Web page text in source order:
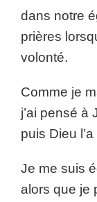
dans notre
prières
volonté.
Comme je
j’ai pensé à
puis Dieu
Je me suis
alors que je